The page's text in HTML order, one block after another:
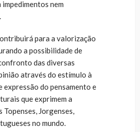
nem
para a valorização
a possibilidade de
das diversas
através do estímulo à
expressão do pensamento e
que exprimem a
Topenses, Jorgenses,
no mundo.